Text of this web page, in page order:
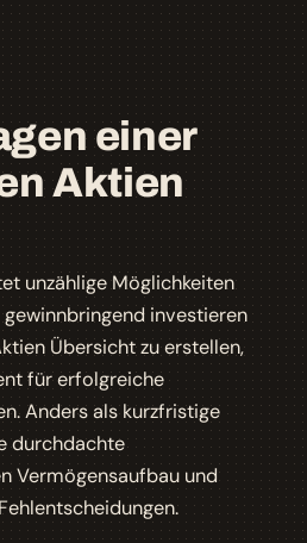
einer
Aktien
unzählige Möglichkeiten
investieren
Übersicht zu erstellen,
für erfolgreiche
Anders als kurzfristige
durchdachte
Vermögensaufbau und